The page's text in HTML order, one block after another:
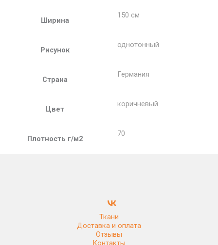
Ширина
150 см
Рисунок
однотонный
Страна
Германия
Цвет
коричневый
Плотность г/м2
70
Ткани
Доставка и оплата
Отзывы
Контакты